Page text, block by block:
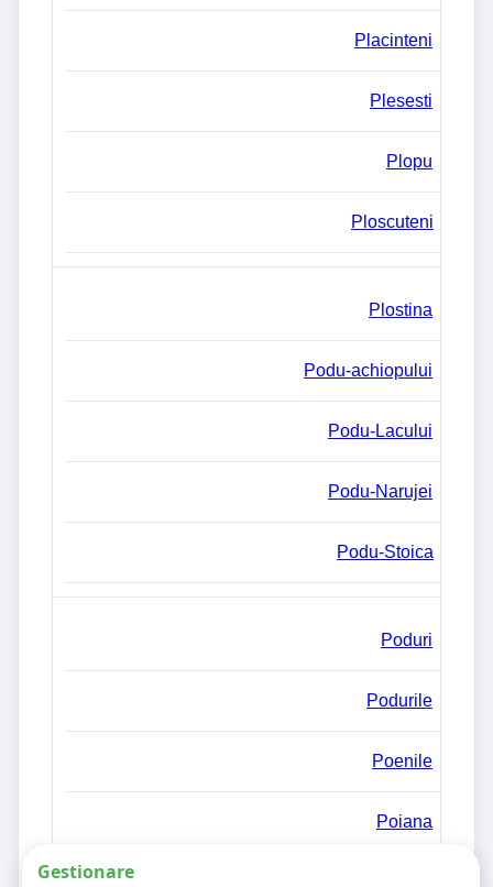
Placinteni
Plesesti
Plopu
Ploscuteni
Plostina
Podu-achiopului
Podu-Lacului
Podu-Narujei
Podu-Stoica
Poduri
Podurile
Poenile
Poiana
Gestionare